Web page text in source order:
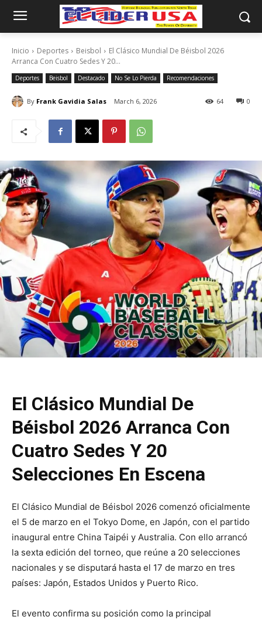
Inicio Deportes Beisbol
El Clásico Mundial De Béisbol 2026
Arranca Con Cuatro Sedes Y 20...
Deportes Beisbol Destacado No Se Lo Pierda Recomendaciones
By Frank Gavidia Salas March 6, 2026 0
64
El Clásico Mundial De
Béisbol 2026 Arranca Con
Cuatro Sedes Y 20
Selecciones En Escena
El Clásico Mundial de Béisbol 2026 comenzó oficialmente
el 5 de marzo en el Tokyo Dome, en Japón, con el partido
inaugural entre China Taipéi y Australia. Con ello arrancó
la sexta edición del torneo, que reúne a 20 selecciones
nacionales y se disputará hasta el 17 de marzo en tres
países: Japón, Estados Unidos y Puerto Rico.
El evento confirma su posición como la principal